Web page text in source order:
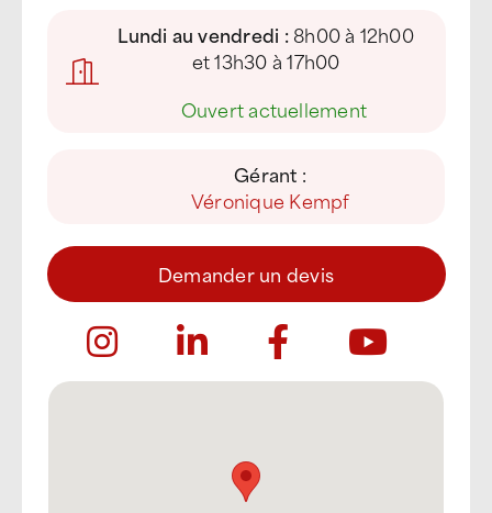
Lundi au vendredi :8h00 à 12h00
et 13h30 à 17h00
Ouvert actuellement
Gérant :
Véronique Kempf
Demander un devis